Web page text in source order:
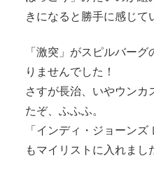
きになると勝手に感じて
「激突」がスピルバー
りませんでした！
さすが長治、いやウンカ
たぞ、ふふふ。
「インディ・ジョーンズ
もマイリストに入れまし